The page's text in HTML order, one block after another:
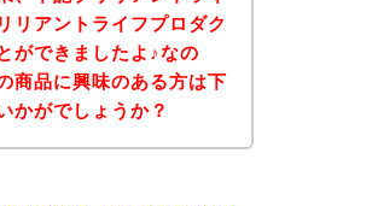
リアントライフプロダク
ができましたよ♪なの
商品に興味のある方は下
かがでしょうか？